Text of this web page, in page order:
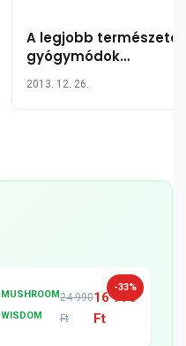
A legjobb természetes
gyógymódok
2013. 12. 26.
-33%
MUSHROOM
WISDOM
24 990
Ft
16 990
Ft